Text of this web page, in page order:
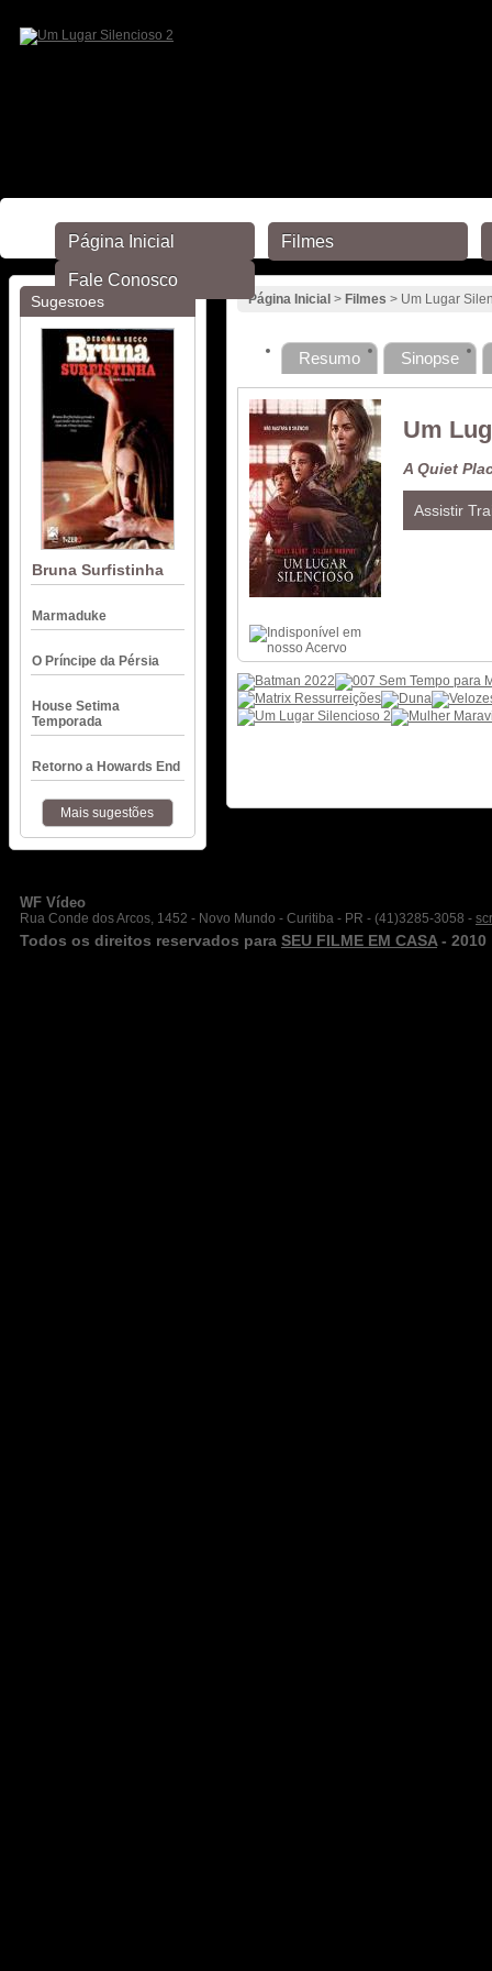
Sugestões
Bruna Surfistinha
Marmaduke
O Príncipe da Pérsia
House Setima
Temporada
Retorno a Howards End
Mais sugestões
Página Inicial > Filmes > Um Lugar
Resumo Sinopse
Um
A Quiet
Assistir
WF Vídeo
Rua Conde dos Arcos, 1452 - Novo Mundo - Curitiba - PR - (41)3285-3058 -
Todos os direitos reservados para SEU FILME EM CASA - 2010
Página Inicial Filmes
Fale Conosco